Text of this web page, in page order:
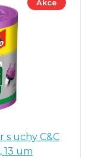
Akce
s uchy C&C
13 um